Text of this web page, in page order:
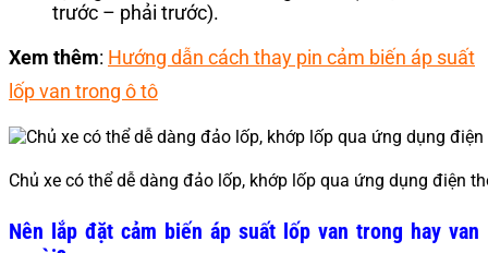
trước – phải trước).
Xem thêm: Hướng dẫn cách thay pin cảm biến áp suất
lốp van trong ô tô
Chủ xe có thể dễ dàng đảo lốp, khớp lốp qua ứng dụng điện
Nên lắp đặt cảm biến áp suất lốp van trong hay van